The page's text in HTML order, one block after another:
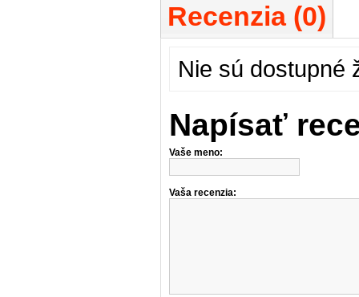
Recenzia (0)
Nie sú dostupné
Napísať
Vaše meno:
Vaša recenzia: